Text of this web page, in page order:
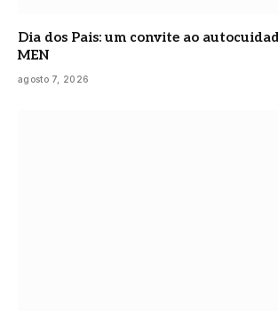
Dia dos Pais: um convite ao
MEN
agosto 7, 2026